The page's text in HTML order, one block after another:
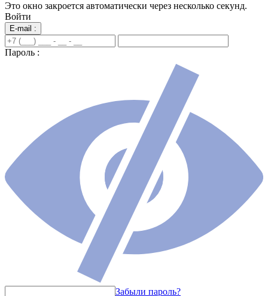
Это окно закроется автоматически через несколько секунд.
Войти
E-mail :
Пароль :
Забыли пароль?